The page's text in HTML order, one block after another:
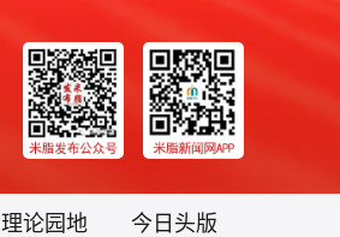
理论园地 今日头版